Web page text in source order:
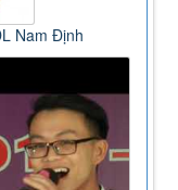
Nam Định